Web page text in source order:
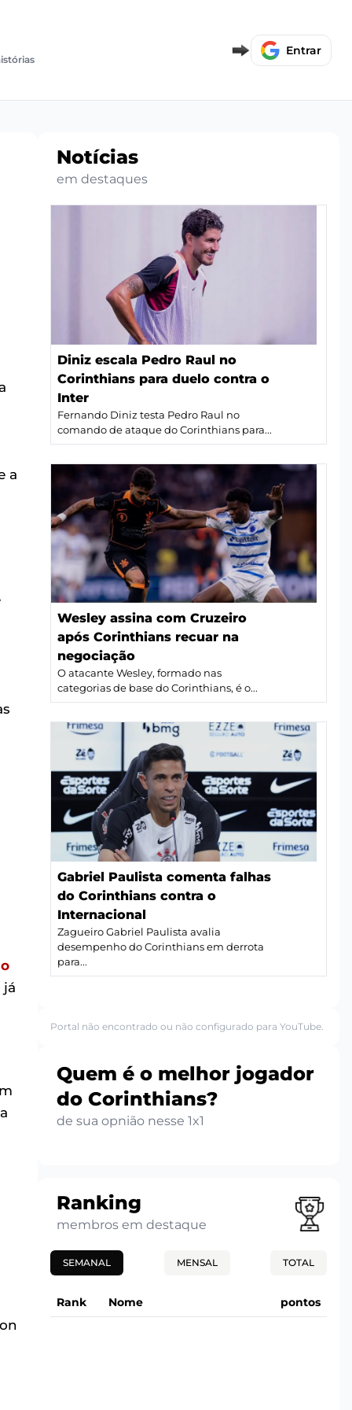
Entrar
a
já
Notícias
em destaques
Diniz escala Pedro Raul no
Corinthians para duelo contra o
Inter
Fernando Diniz testa Pedro Raul no
comando de ataque do Corinthians para...
Wesley assina com Cruzeiro
após Corinthians recuar na
negociação
O atacante Wesley, formado nas
categorias de base do Corinthians, é o...
Gabriel Paulista comenta falhas
do Corinthians contra o
Internacional
Zagueiro Gabriel Paulista avalia
desempenho do Corinthians em derrota
para...
Portal não encontrado ou não configurado para YouTube.
Quem é o melhor jogador
do Corinthians?
de sua opnião nesse 1x1
Ranking
membros em destaque
SEMANAL MENSAL TOTAL
Rank Nome pontos